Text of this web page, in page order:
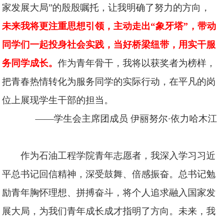
家发展大局”的殷殷嘱托，让我明确了努力的方向，
未来我将更注重思想引领，主动走出“象牙塔”，带动
同学们一起投身社会实践，当好桥梁纽带，用实干服
务同学成长。作为青年骨干，我将以获奖者为榜样，
把青春热情转化为服务同学的实际行动，在平凡的岗
位上展现学生干部的担当。
——学生会主席团成员 伊丽努尔·依力哈木江
作为石油工程学院青年志愿者，我深入学习习近
平总书记回信精神，深受鼓舞、倍感振奋。总书记勉
励青年胸怀理想、拼搏奋斗，将个人追求融入国家发
展大局，为我们青年成长成才指明了方向。未来，我